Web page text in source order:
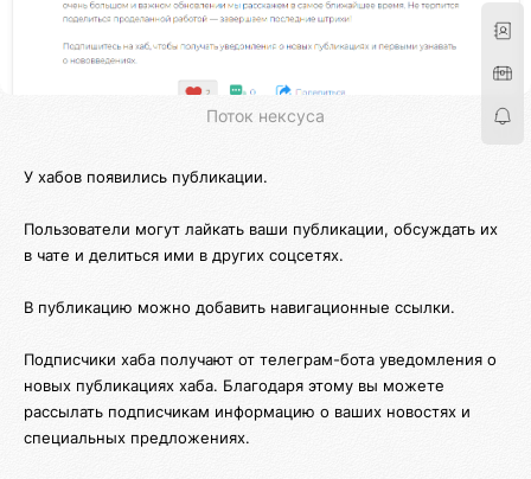
Поток нексуса
У хабов появились публикации.
Пользователи могут лайкать ваши публикации, обсуждать их
в чате и делиться ими в других соцсетях.
В публикацию можно добавить навигационные ссылки.
Подписчики хаба получают от телеграм-бота уведомления о
новых публикациях хаба. Благодаря этому вы можете
рассылать подписчикам информацию о ваших новостях и
специальных предложениях.